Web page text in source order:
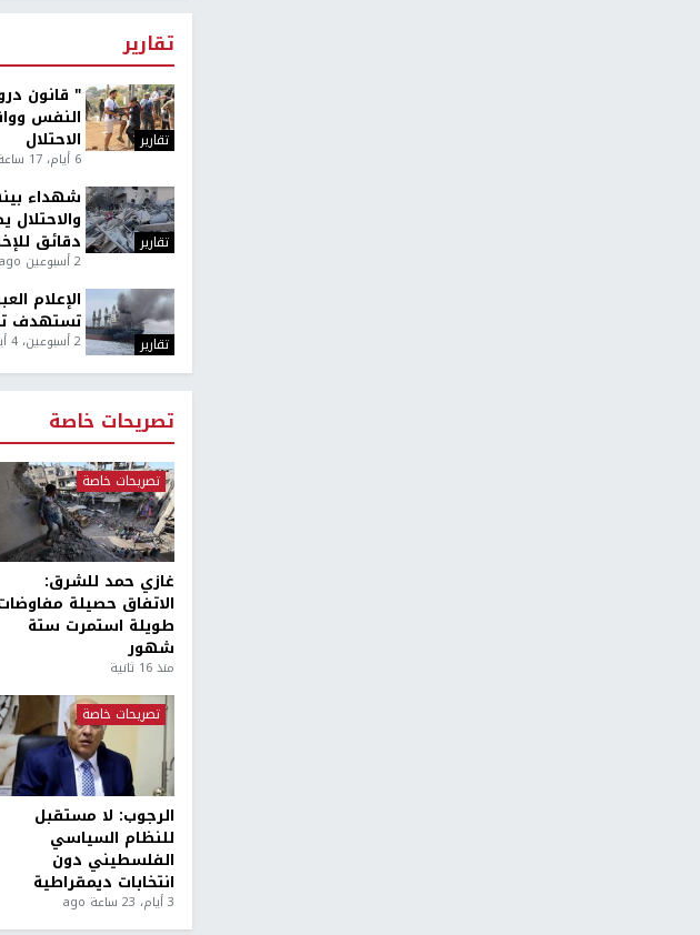
تقارير
تقارير
" قانون
النفس
الاحتلال
6 أيام، 17 ساعة ago
تقارير
شهداء
والاحتلال
دقائق
2 أسبوعين ago
تقارير
الإعلام
تستهدف
2 أسبوعين، 4 أيام ago
تصريحات خاصة
تصريحات خاصة
غازي حمد للشرق:
الاتفاق حصيلة
طويلة استمرت ستة
شهور
منذ 16 ثانية
تصريحات خاصة
الرجوب: لا مستقبل
للنظام السياسي
الفلسطيني دون
انتخابات ديمقراطية
3 أيام، 23 ساعة ago